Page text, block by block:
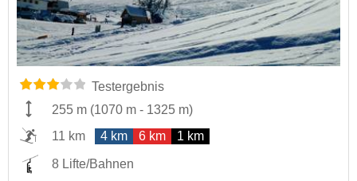
Testergebnis
255 m (1070 m - 1325 m)
11 km
4 km 6 km 1 km
8 Lifte/Bahnen